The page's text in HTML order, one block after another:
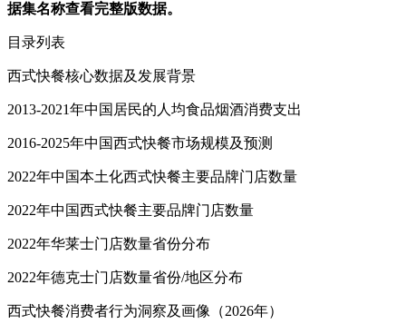
据集名称查看完整版数据。
目录列表
西式快餐核心数据及发展背景
2013-2021年中国居民的人均食品烟酒消费支出
2016-2025年中国西式快餐市场规模及预测
2022年中国本土化西式快餐主要品牌门店数量
2022年中国西式快餐主要品牌门店数量
2022年华莱士门店数量省份分布
2022年德克士门店数量省份/地区分布
西式快餐消费者行为洞察及画像（2026年）